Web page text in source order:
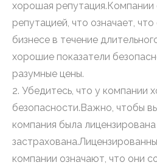
хорошая
репутацией, что означает,
бизнесе в течение
хорошие показатели
разумные цены.
2. Убедитесь, что у компании
безопасности.Важно, чтобы
компания была лицензирована
компании означают, что они